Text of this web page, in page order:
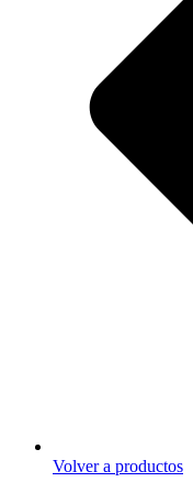
Volver a productos